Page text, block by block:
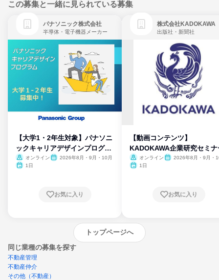
この募集と一緒に見られている募集
パナソニック株式会社
半導体・電子機器メーカー
【大学1・2年生対象】パナソニ
ックキャリアデザインプログラ
ム
オンライン
2026年8月・9月・10月
1日
お気に入り
株式会社KADOKAWA
出版社・新聞社
【動画コンテンツ】
KADOKAWA企業研究セミナ
オンライン
2026年8月・9月・
1日
お気に入り
トップページへ
同じ業種の募集を探す
不動産管理
不動産仲介
その他（不動産）